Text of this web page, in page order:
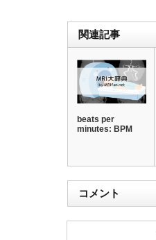
関連記事
beats per
minutes: BPM
コメント